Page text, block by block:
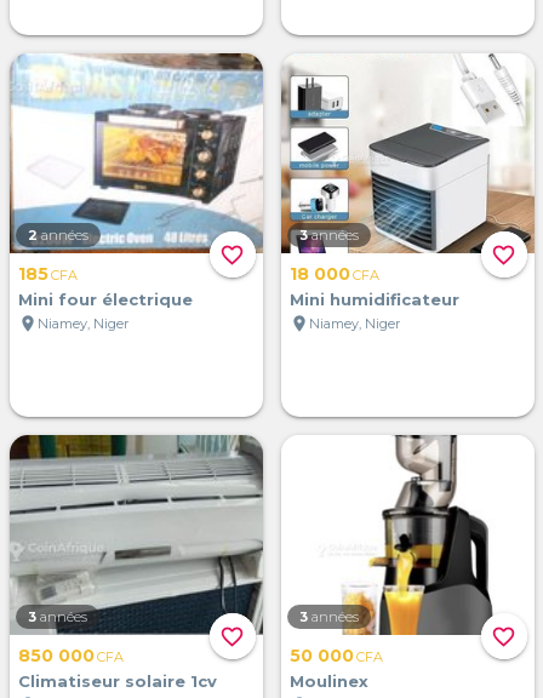
favorite_border
2 années
185CFA
Mini four électrique
location_on Niamey, Niger
favorite_border
3 années
18 000CFA
Mini humidificateur
location_on Niamey, Niger
favorite_border
3 années
850 000CFA
Climatiseur solaire 1cv
favorite_border
3 années
50 000CFA
Moulinex